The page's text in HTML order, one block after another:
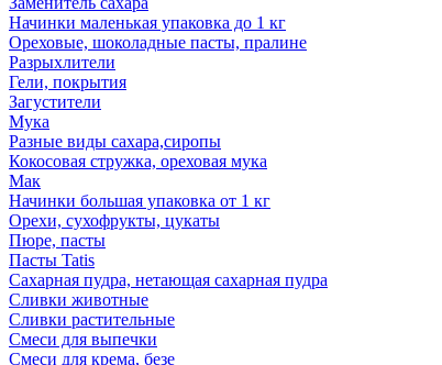
Начинки маленькая упаковка до 1 кг
Ореховые, шоколадные пасты, пралине
Разрыхлители
Гели, покрытия
Загустители
Мука
Разные виды сахара,сиропы
Кокосовая стружка, ореховая мука
Мак
Начинки большая упаковка от 1 кг
Орехи, сухофрукты, цукаты
Пюре, пасты
Пасты Tatis
Сахарная пудра, нетающая сахарная пудра
Сливки животные
Сливки растительные
Смеси для выпечки
Смеси для крема, безе